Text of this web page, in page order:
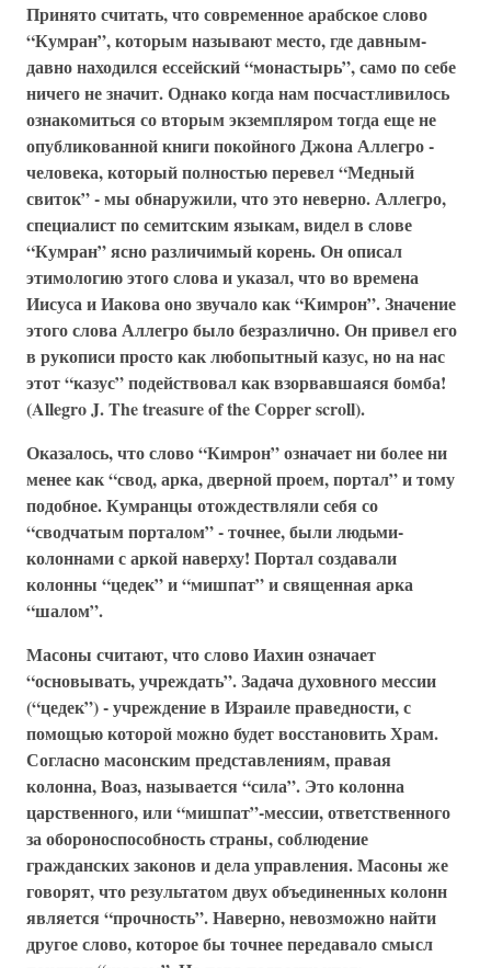
Принято считать, что современное арабское слово
“Кумран”, которым называют место, где давным-
давно находился ессейский “монастырь”, само по себе
ничего не значит. Однако когда нам посчастливилось
ознакомиться со вторым экземпляром тогда еще не
опубликованной книги покойного Джона Аллегро -
человека, который полностью перевел “Медный
свиток” - мы обнаружили, что это неверно. Аллегро,
специалист по семитским языкам, видел в слове
“Кумран” ясно различимый корень. Он описал
этимологию этого слова и указал, что во времена
Иисуса и Иакова оно звучало как “Кимрон”. Значение
этого слова Аллегро было безразлично. Он привел его
в рукописи просто как любопытный казус, но на нас
этот “казус” подействовал как взорвавшаяся бомба!
(Allegro J. The treasure of the Copper scroll).
Оказалось, что слово “Кимрон” означает ни более ни
менее как “свод, арка, дверной проем, портал” и тому
подобное. Кумранцы отождествляли себя со
“сводчатым порталом” - точнее, были людьми-
колоннами с аркой наверху! Портал создавали
колонны “цедек” и “мишпат” и священная арка
“шалом”.
Масоны считают, что слово Иахин означает
“основывать, учреждать”. Задача духовного мессии
(“цедек”) - учреждение в Израиле праведности, с
помощью которой можно будет восстановить Храм.
Согласно масонским представлениям, правая
колонна, Воаз, называется “сила”. Это колонна
царственного, или “мишпат”-мессии, ответственного
за обороноспособность страны, соблюдение
гражданских законов и дела управления. Масоны же
говорят, что результатом двух объединенных колонн
является “прочность”. Наверно, невозможно найти
другое слово, которое бы точнее передавало смысл